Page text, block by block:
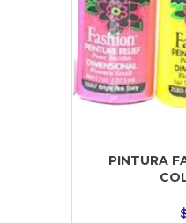
PINTURA